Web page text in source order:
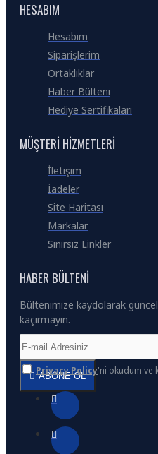
HESABIM
Hesabım
Siparişlerim
Ortaklıklar
Haber Bülteni
Hediye Sertifikaları
MÜŞTERI HIZMETLERI
İletişim
İadeler
Site Haritası
Markalar
Sınırsız Linkler
HABER BÜLTENI
Bültenimize kaydolarak
kaçırmayın.
ABONE OL
Privacy Policy'ni okudum ve